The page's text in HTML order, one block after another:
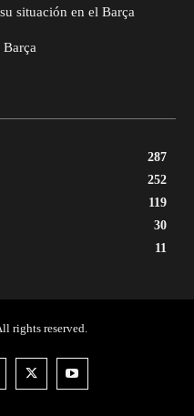
situación en el Barça
Barça
287
252
119
30
11
rights reserved.